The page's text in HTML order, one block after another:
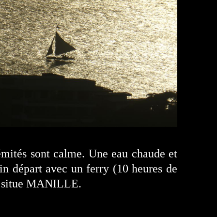
sont calme. Une eau chaude et
départ avec un ferry (10 heures de
situe MANILLE.